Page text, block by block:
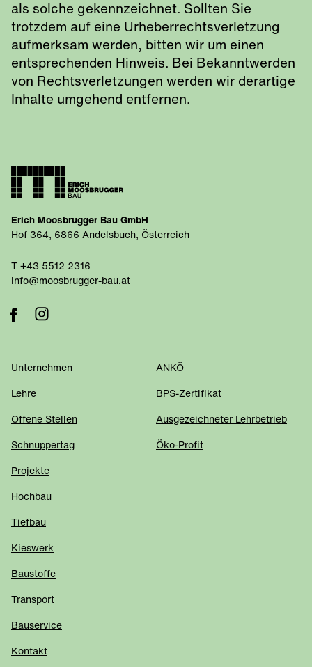
als solche gekennzeichnet. Sollten Sie
trotzdem auf eine Urheberrechtsverletzung
aufmerksam werden, bitten wir um einen
entsprechenden Hinweis. Bei Bekanntwerden
von Rechtsverletzungen werden wir derartige
Inhalte umgehend entfernen.
Erich Moosbrugger Bau GmbH
Hof 364, 6866 Andelsbuch, Österreich
T +43 5512 2316
info@moosbrugger-bau.at
Facebook
Unternehmen
Lehre
Offene Stellen
Schnuppertag
Projekte
Hochbau
Tiefbau
Kieswerk
Baustoffe
Transport
Bauservice
ANKÖ
BPS-Zertifikat
Ausgezeichneter Lehrbetrieb
Öko-Profit
Kontakt